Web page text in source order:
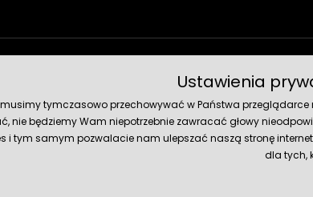
Ustawienia
musimy tymczasowo przechowywać w Państwa
nie będziemy Wam niepotrzebnie zawracać głowy
i tym samym pozwalacie nam ulepszać naszą stronę
dla tych,